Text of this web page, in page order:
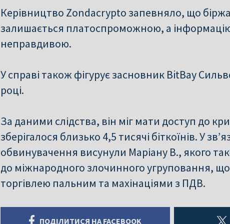
Керівництво Zondacrypto запевняло, що
залишається платоспроможною, а
неправдивою.
У справі також фігурує засновник BitBay
році.
За даними слідства, він міг мати доступ до
зберігалося близько 4,5 тисячі біткоїнів. У
обвинувачення висунули Маріану В., якого
до міжнародного злочинного угруповання,
торгівлею пальним та махінаціями з ПДВ.
ПОДІЛИТИСЯ НА FACEBOOK